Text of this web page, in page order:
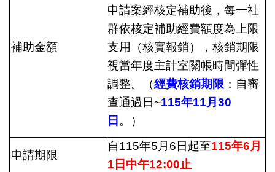
補助金額
申請案經核定補助後，每一社
群依核定補助經費額度為上限
支用（核實報銷），核銷期限
視當年度主計室關帳時間彈性
調整。（經費核銷期限 ：自審
查通過日~115年11月30
日 。）
申請期限
自115年5月6日起至115年6月
1日中午12:00止